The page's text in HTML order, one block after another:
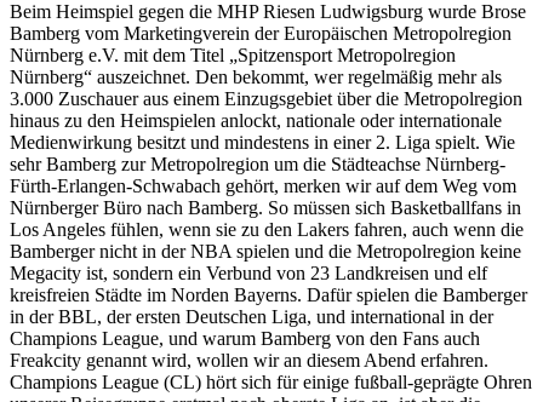
Beim Heimspiel gegen die MHP Riesen Ludwigsburg wurde Brose
Bamberg vom Marketingverein der Europäischen Metropolregion
Nürnberg e.V. mit dem Titel „Spitzensport Metropolregion
Nürnberg“ auszeichnet. Den bekommt, wer regelmäßig mehr als
3.000 Zuschauer aus einem Einzugsgebiet über die Metropolregion
hinaus zu den Heimspielen anlockt, nationale oder internationale
Medienwirkung besitzt und mindestens in einer 2. Liga spielt. Wie
sehr Bamberg zur Metropolregion um die Städteachse Nürnberg-
Fürth-Erlangen-Schwabach gehört, merken wir auf dem Weg vom
Nürnberger Büro nach Bamberg. So müssen sich Basketballfans in
Los Angeles fühlen, wenn sie zu den Lakers fahren, auch wenn die
Bamberger nicht in der NBA spielen und die Metropolregion keine
Megacity ist, sondern ein Verbund von 23 Landkreisen und elf
kreisfreien Städte im Norden Bayerns. Dafür spielen die Bamberger
in der BBL, der ersten Deutschen Liga, und international in der
Champions League, und warum Bamberg von den Fans auch
Freakcity genannt wird, wollen wir an diesem Abend erfahren.
Champions League (CL) hört sich für einige fußball-geprägte Ohren